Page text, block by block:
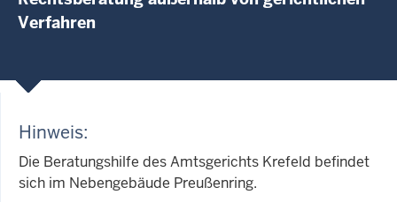
Verfahren
Hinweis:
Die Beratungshilfe des Amtsgerichts Krefeld befindet
sich im Nebengebäude Preußenring.